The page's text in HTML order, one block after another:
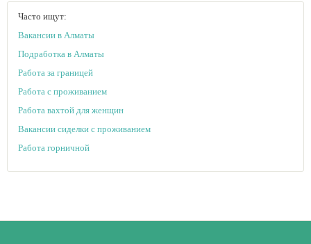
Часто ищут:
Вакансии в Алматы
Подработка в Алматы
Работа за границей
Работа с проживанием
Работа вахтой для женщин
Вакансии сиделки с проживанием
Работа горничной